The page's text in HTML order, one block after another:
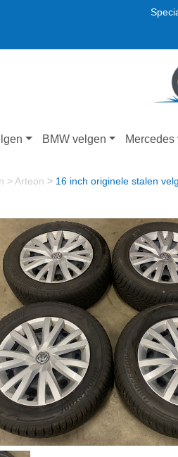
BMW velgen Mercedes
> Arteon > 16 inch originele stalen